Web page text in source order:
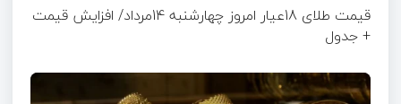
قیمت طلای 18عیار امروز چهارشنبه 14مرداد/ افزایش قیمت
+ جدول